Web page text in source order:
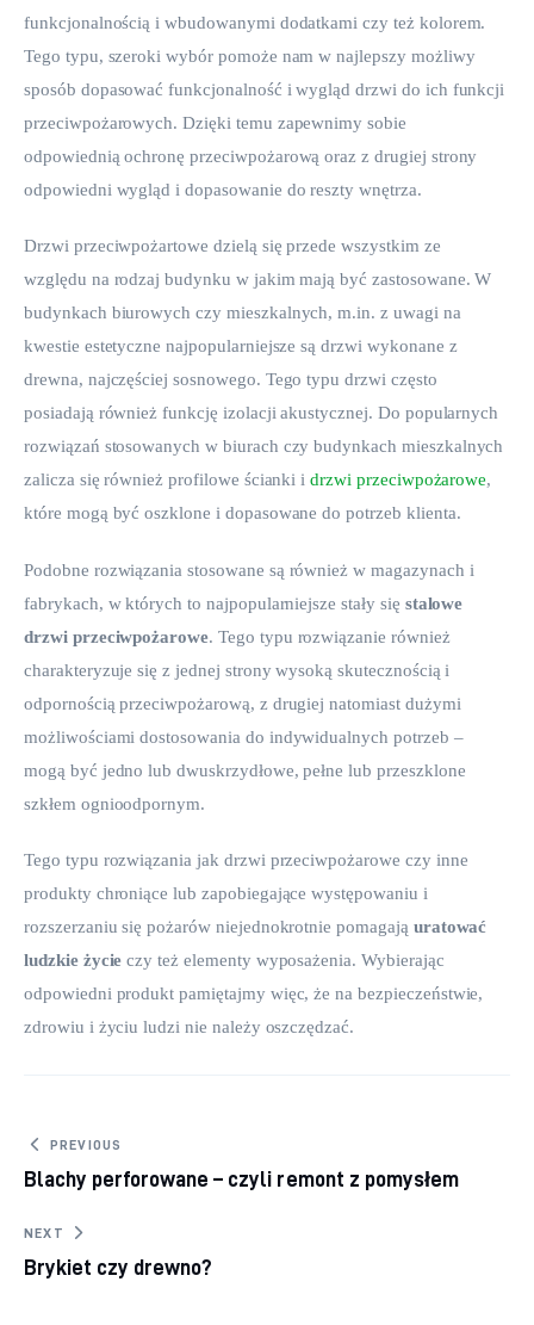
funkcjonalnością i wbudowanymi dodatkami czy też kolorem.
Tego typu, szeroki wybór pomoże nam w najlepszy możliwy
sposób dopasować funkcjonalność i wygląd drzwi do ich funkcji
przeciwpożarowych. Dzięki temu zapewnimy sobie
odpowiednią ochronę przeciwpożarową oraz z drugiej strony
odpowiedni wygląd i dopasowanie do reszty wnętrza.
Drzwi przeciwpożartowe dzielą się przede wszystkim ze
względu na rodzaj budynku w jakim mają być zastosowane. W
budynkach biurowych czy mieszkalnych, m.in. z uwagi na
kwestie estetyczne najpopularniejsze są drzwi wykonane z
drewna, najczęściej sosnowego. Tego typu drzwi często
posiadają również funkcję izolacji akustycznej. Do popularnych
rozwiązań stosowanych w biurach czy budynkach mieszkalnych
zalicza się również profilowe ścianki i drzwi przeciwpożarowe,
które mogą być oszklone i dopasowane do potrzeb klienta.
Podobne rozwiązania stosowane są również w magazynach i
fabrykach, w których to najpopularniejsze stały się stalowe
drzwi przeciwpożarowe. Tego typu rozwiązanie również
charakteryzuje się z jednej strony wysoką skutecznością i
odpornością przeciwpożarową, z drugiej natomiast dużymi
możliwościami dostosowania do indywidualnych potrzeb –
mogą być jedno lub dwuskrzydłowe, pełne lub przeszklone
szkłem ognioodpornym.
Tego typu rozwiązania jak drzwi przeciwpożarowe czy inne
produkty chroniące lub zapobiegające występowaniu i
rozszerzaniu się pożarów niejednokrotnie pomagają uratować
ludzkie życie czy też elementy wyposażenia. Wybierając
odpowiedni produkt pamiętajmy więc, że na bezpieczeństwie,
zdrowiu i życiu ludzi nie należy oszczędzać.
Nawigacja wpisu
PREVIOUS
Blachy perforowane – czyli remont z pomysłem
NEXT
Brykiet czy drewno?